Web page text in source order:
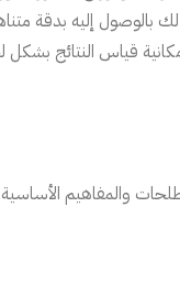
بالوصول إليه بدقة
قياس النتائج
والمفاهيم الأساسية